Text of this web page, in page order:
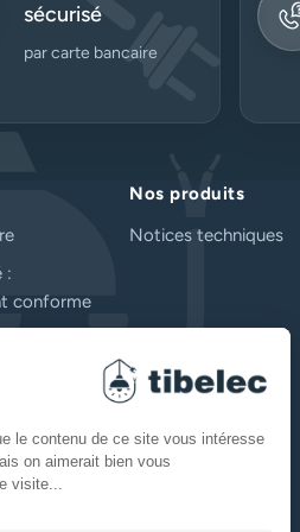
sécurisé
par carte bancaire
:
conforme
Nos produits
Notices techniques